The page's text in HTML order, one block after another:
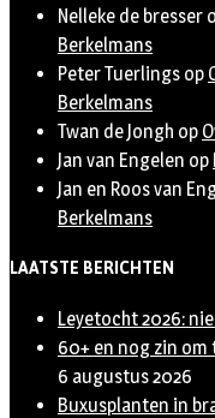
Nelleke de bresser
Berkelmans
Peter Tuerlings op
Berkelmans
Twan de Jongh op
Jan van Engelen op
Jan en Roos van
Berkelmans
LAATSTE BERICHTEN
Leyetocht 2026:
60+ en nog zin om
6 augustus 2026
Buxusplanten in